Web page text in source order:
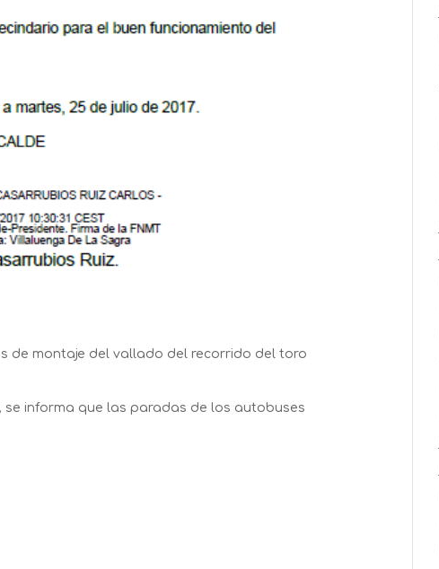
de montaje del vallado del recorrido del toro
se informa que las paradas de los autobuses